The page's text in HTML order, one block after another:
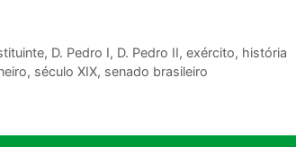
, D. Pedro I, D. Pedro II, exército, história
, século XIX, senado brasileiro